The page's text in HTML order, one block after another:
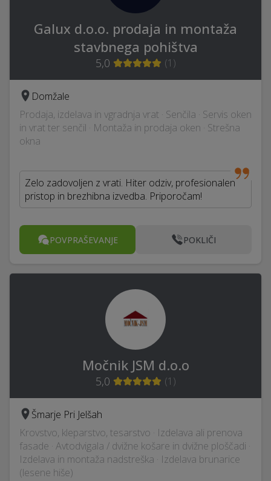
Galux d.o.o. prodaja in montaža
stavbnega pohištva
5,0 (1 )
Domžale
Prodaja, izdelava in vgradnja vrat · Senčila · Servis oken
in vrat ter senčil · Montaža in prodaja oken · Strešna
okna
Zelo zadovoljen z vrati. Hiter odziv, profesionalen
pristop in brezhibna izvedba. Priporočam!
POVPRAŠEVANJE POKLIČI
Močnik JSM d.o.o
5,0 (1 )
Šmarje Pri Jelšah
Krovstvo, kleparstvo, tesarstvo · Izdelava ali prenova
fasade · Avtodvigala / dvižne košare in dvižne ploščadi ·
Izdelava in montaža nadstreška · Izdelava brunarice
(lesene hiše)